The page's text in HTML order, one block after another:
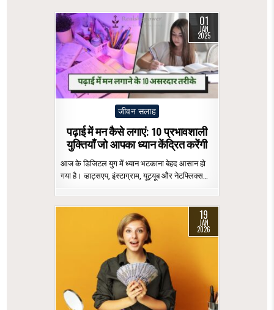
01
JAN
2025
Posted
जीवन सलाह
पढ़ाई में मन कैसे लगाएं: 10 प्रभावशाली
युक्तियाँ जो आपका ध्यान केंद्रित करेंगी
आज के डिजिटल युग में ध्यान भटकाना बेहद आसान हो
गया है। व्हाट्सएप, इंस्टाग्राम, यूट्यूब और नेटफ्लिक्स…
19
JAN
2026